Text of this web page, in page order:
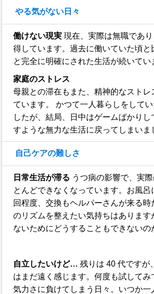
やる気がない日々
働けない現実 現在、実際は無職であ
得しています。過去に働いていた頃と
と完全に明確にされた生活が続いてい
家庭のストレス
母親との滞在もまた、精神的なストレ
ています。 かつて一人暮らしをして
したが、結局、日中はゲームばかり
すような無力な生活に戻ってしまいま
自己ケアの難しさ
日常生活が滞る うつ病の影響で、実
とんどできなくなっています。お風呂
回程度、交換もヘルパーさんが来る時
のリズムを整えたい気持ちはあります
ないためにどうすることもできないの
自立したいけど… 残りは 40 代ですが
はまだ遠く感じます。何度も試してみ
気力さに負けてしまう日々。いつか一